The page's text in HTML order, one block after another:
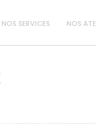
NOS SERVICES NOS